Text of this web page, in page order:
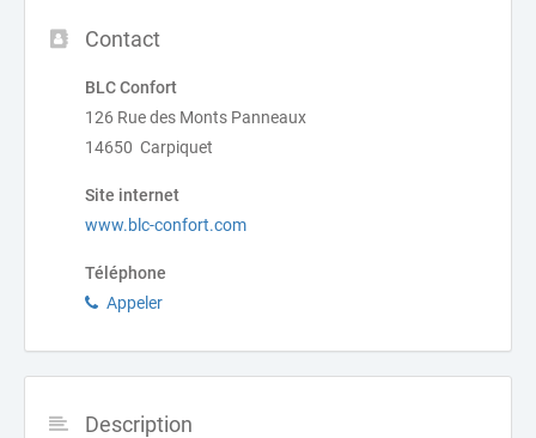
Contact
BLC Confort
126 Rue des Monts Panneaux
14650 Carpiquet
Site internet
www.blc-confort.com
Téléphone
Appeler
Description